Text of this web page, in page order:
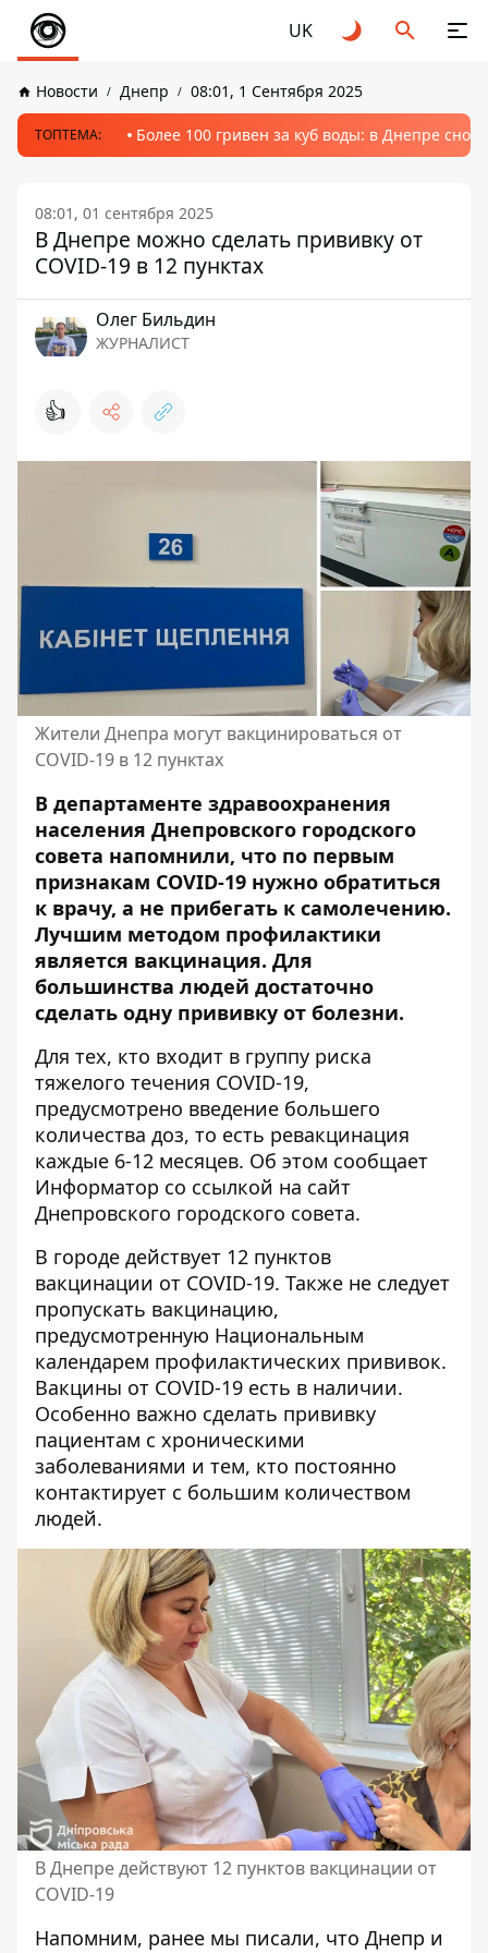
UK
Новости Днепр 08:01, 1 Сентября 2025
ТОПТЕМА: Более 100 гривен за куб воды: в Днепре
08:01, 01 сентября 2025
В Днепре можно сделать прививку от
COVID-19 в 12 пунктах
Олег Бильдин
ЖУРНАЛИСТ
👍
Жители Днепра могут вакцинироваться от
COVID-19 в 12 пунктах
В департаменте здравоохранения
населения Днепровского городского
совета напомнили, что по первым
признакам COVID-19 нужно обратиться
к врачу, а не прибегать к самолечению.
Лучшим методом профилактики
является вакцинация. Для
большинства людей достаточно
сделать одну прививку от болезни.
Для тех, кто входит в группу риска
тяжелого течения COVID-19,
предусмотрено введение большего
количества доз, то есть ревакцинация
каждые 6-12 месяцев. Об этом сообщает
Информатор со ссылкой на сайт
Днепровского городского совета.
В городе действует 12 пунктов
вакцинации от COVID-19. Также не следует
пропускать вакцинацию,
предусмотренную Национальным
календарем профилактических прививок.
Вакцины от COVID-19 есть в наличии.
Особенно важно сделать прививку
пациентам с хроническими
заболеваниями и тем, кто постоянно
контактирует с большим количеством
людей.
В Днепре действуют 12 пунктов вакцинации от
COVID-19
Напомним, ранее мы писали, что Днепр и